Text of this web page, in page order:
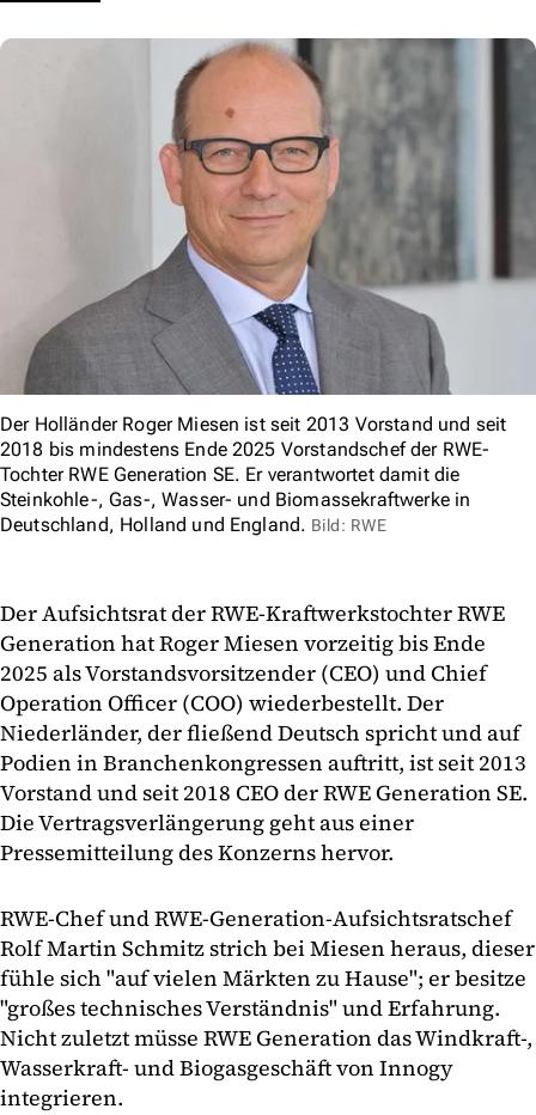
Der Holländer Roger Miesen ist seit 2013 Vorstand und seit
2018 bis mindestens Ende 2025 Vorstandschef der RWE-
Tochter RWE Generation SE. Er verantwortet damit die
Steinkohle-, Gas-, Wasser- und Biomassekraftwerke in
Deutschland, Holland und England. Bild: RWE
Der Aufsichtsrat der RWE-Kraftwerkstochter RWE
Generation hat Roger Miesen vorzeitig bis Ende
2025 als Vorstandsvorsitzender (CEO) und Chief
Operation Officer (COO) wiederbestellt. Der
Niederländer, der fließend Deutsch spricht und auf
Podien in Branchenkongressen auftritt, ist seit 2013
Vorstand und seit 2018 CEO der RWE Generation SE.
Die Vertragsverlängerung geht aus einer
Pressemitteilung des Konzerns hervor.
RWE-Chef und RWE-Generation-Aufsichtsratschef
Rolf Martin Schmitz strich bei Miesen heraus, dieser
fühle sich "auf vielen Märkten zu Hause"; er besitze
"großes technisches Verständnis" und Erfahrung.
Nicht zuletzt müsse RWE Generation das Windkraft-,
Wasserkraft- und Biogasgeschäft von Innogy
integrieren.